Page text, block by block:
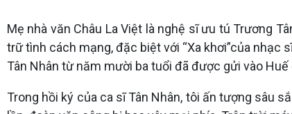
Mẹ nhà văn Châu La Việt là nghệ sĩ ưu tú Trương
trữ tình cách mạng, đặc biệt với “Xa khơi”của nhạc
Tân Nhân từ năm mười ba tuổi đã được gửi vào
Trong hồi ký của ca sĩ Tân Nhân, tôi ấn tượng sâu